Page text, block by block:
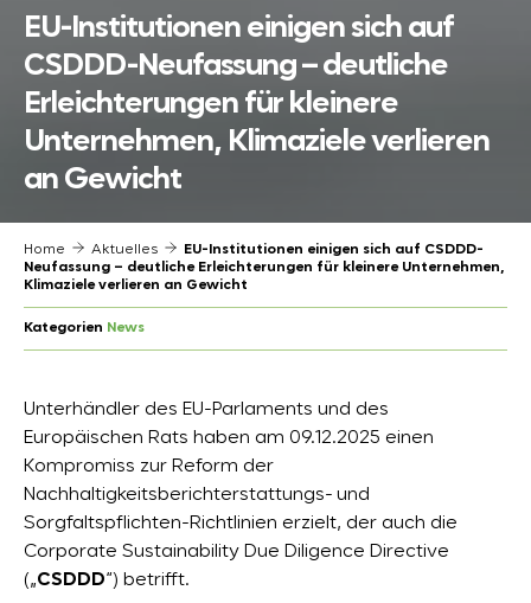
EU-Institutionen einigen sich auf
CSDDD-Neufassung – deutliche
Erleichterungen für kleinere
Unternehmen, Klimaziele verlieren
an Gewicht
Home Aktuelles
EU-Institutionen einigen sich auf CSDDD-
Neufassung – deutliche Erleichterungen für kleinere Unternehmen,
Klimaziele verlieren an Gewicht
Kategorien News
Unterhändler des EU-Parlaments und des
Europäischen Rats haben am 09.12.2025 einen
Kompromiss zur Reform der
Nachhaltigkeitsberichterstattungs- und
Sorgfaltspflichten-Richtlinien erzielt, der auch die
Corporate Sustainability Due Diligence Directive
(„CSDDD“) betrifft.